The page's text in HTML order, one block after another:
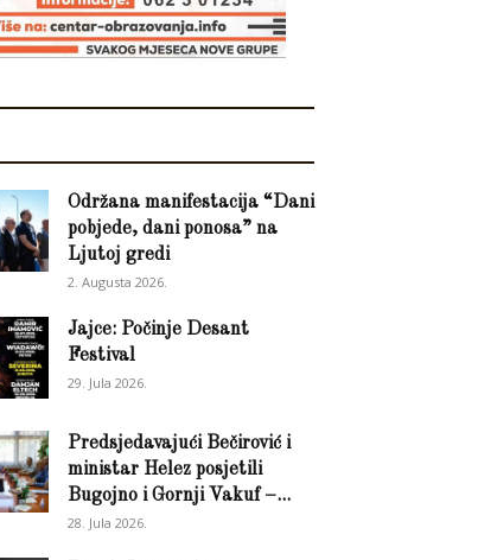
Održana manifestacija “Dani
pobjede, dani ponosa” na
Ljutoj gredi
2. Augusta 2026.
Jajce: Počinje Desant
Festival
29. Jula 2026.
Predsjedavajući Bečirović i
ministar Helez posjetili
Bugojno i Gornji Vakuf –...
28. Jula 2026.